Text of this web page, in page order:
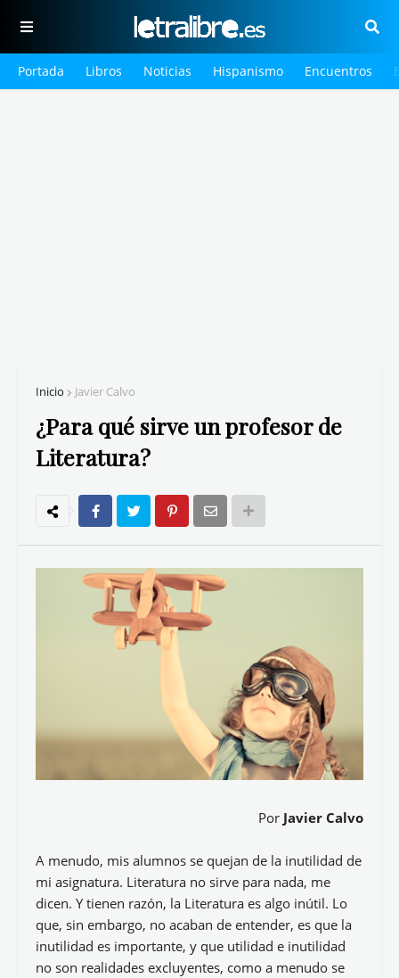
Portada Libros Noticias Hispanismo Encuentros
Inicio Javier Calvo
¿Para qué sirve un profesor de
Literatura?
Por Javier Calvo
A menudo, mis alumnos se quejan de la inutilidad de
mi asignatura. Literatura no sirve para nada, me
dicen. Y tienen razón, la Literatura es algo inútil. Lo
que, sin embargo, no acaban de entender, es que la
inutilidad es importante, y que utilidad e inutilidad
no son realidades excluyentes, como a menudo se